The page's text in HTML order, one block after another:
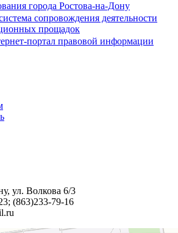
города Ростова-на-Дону
сопровождения деятельности
прощадок
портал правовой информации
ул. Волкова 6/3
(863)233-79-16